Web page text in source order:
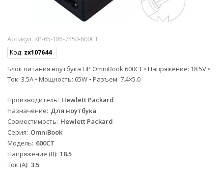
Артикул: KP-65-185-7450-600CT
Код: zx107644
Блок питания ноутбука HP OmniBook 600CT • Напряжение: 18.5V •
Ток: 3.5A • Мощность: 65W • Разъем: 7.4×5.0
Производитель Hewlett Packard
Назначение Для ноутбука
Совместимость Hewlett Packard
Серия OmniBook
Модель 600CT
Напряжение (В) 18.5
Ток (А) 3.5